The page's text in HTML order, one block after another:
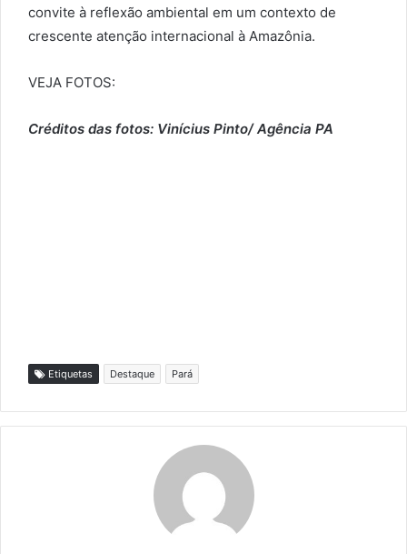
convite à reflexão ambiental em um contexto de
crescente atenção internacional à Amazônia.
VEJA FOTOS:
Créditos das fotos: Vinícius Pinto/ Agência PA
Etiquetas Destaque Pará